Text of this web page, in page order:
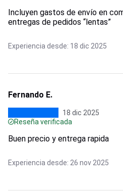
Incluyen gastos de envío en
entregas de pedidos “lentas”
Experiencia desde: 18 dic 2025
Fernando E.
18 dic 2025
Reseña verificada
Buen precio y entrega rapida
Experiencia desde: 26 nov 2025